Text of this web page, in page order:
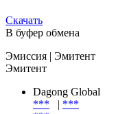
Скачать
В буфер обмена
Эмиссия | Эмитент
Эмитент
Dagong Global
***
| ***